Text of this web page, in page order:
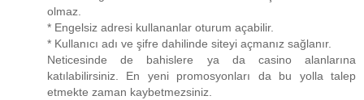
olmaz.
* Engelsiz adresi kullananlar oturum açabilir.
* Kullanıcı adı ve şifre dahilinde siteyi açmanız sağlanır.
Neticesinde de bahislere ya da casino alanlarına
katılabilirsiniz. En yeni promosyonları da bu yolla talep
etmekte zaman kaybetmezsiniz.